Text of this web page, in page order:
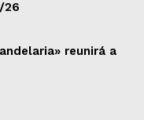
26
reunirá a